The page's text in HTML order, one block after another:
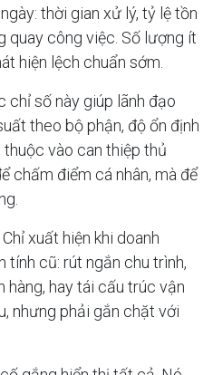
thời gian xử lý, tỷ lệ tồn
quay công việc. Số lượng ít
hiện lệch chuẩn sớm.
chỉ số này giúp lãnh đạo
theo bộ phận, độ ổn định
vào can thiệp thủ
chấm điểm cá nhân, mà để
Chỉ xuất hiện khi doanh
tính cũ: rút ngắn chu trình,
hàng, hay tái cấu trúc vận
nhưng phải gắn chặt với